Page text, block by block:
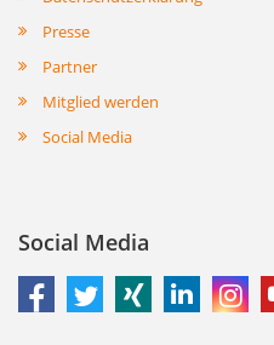
Presse
Partner
Mitglied werden
Social Media
Social Media